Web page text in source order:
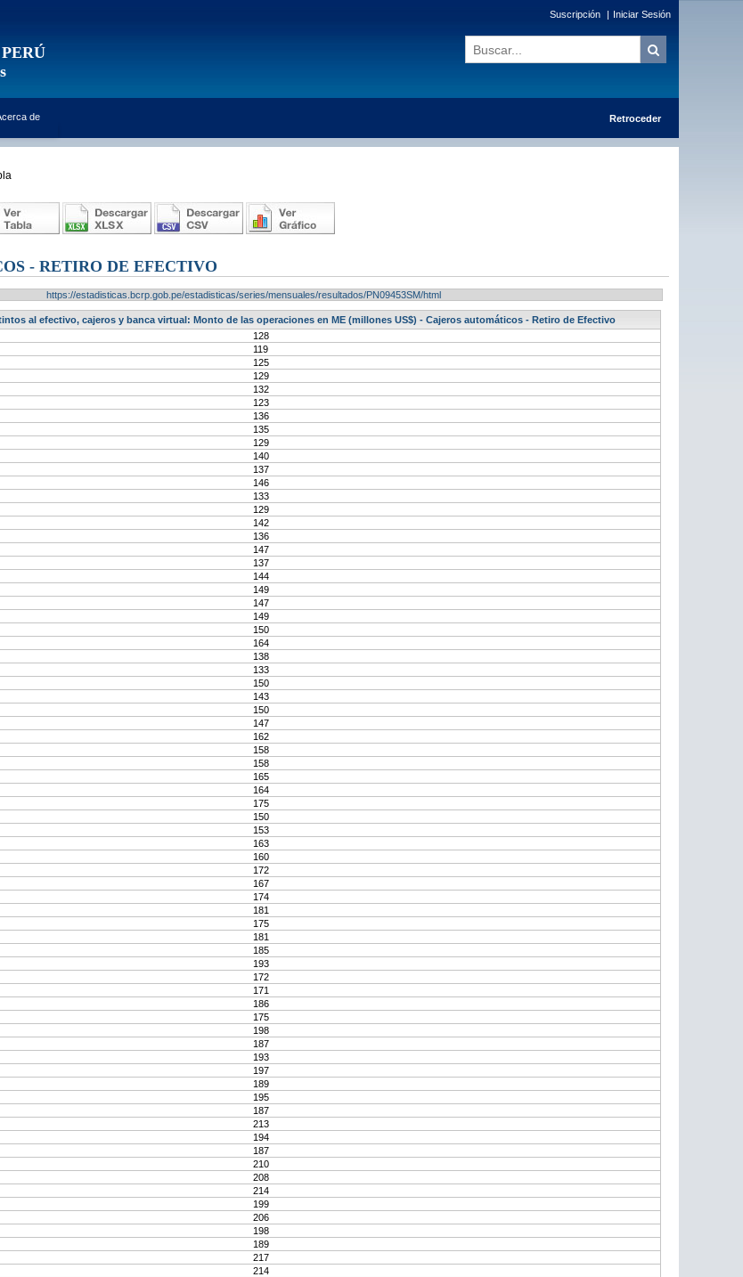
Suscripción | Iniciar Sesión
de Retroceder
- RETIRO DE EFECTIVO
https://estadisticas.bcrp.gob.pe/estadisticas/series/mensuales/resultados/PN09453SM/html
al efectivo, cajeros y banca virtual: Monto de las operaciones en ME (millones US$) - Cajeros automáticos - Retiro de Efectivo
128
119
125
129
132
123
136
135
129
140
137
146
133
129
142
136
147
137
144
149
147
149
150
164
138
133
150
143
150
147
162
158
158
165
164
175
150
153
163
160
172
167
174
181
175
181
185
193
172
171
186
175
198
187
193
197
189
195
187
213
194
187
210
208
214
199
206
198
189
217
214